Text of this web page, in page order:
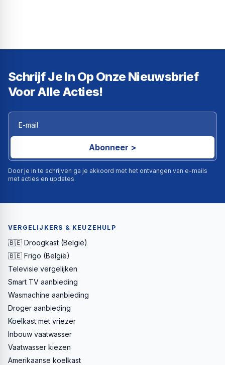
Schrijf Je In Op Onze Nieuwsbrief
Voor Alle Acties!
Abonneer >
Door je in te schrijven ga je akkoord met het ontvangen van e-mails
met acties en updates.
VERGELIJKERS & KEUZEHULP
🇧🇪 Droogkast (België)
🇧🇪 Frigo (België)
Televisie vergelijken
Smart TV aanbieding
Wasmachine aanbieding
Droger aanbieding
Koelkast met vriezer
Inbouw vaatwasser
Vaatwasser kiezen
Amerikaanse koelkast